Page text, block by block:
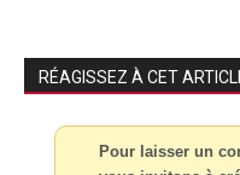
RÉAGISSEZ À CET
Pour laisser un